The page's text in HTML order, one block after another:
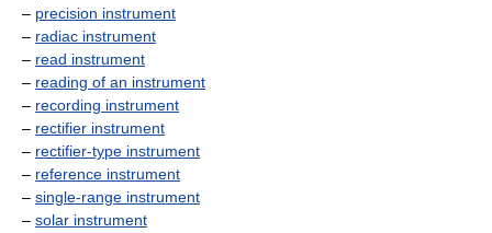
– precision instrument
– radiac instrument
– read instrument
– reading of an instrument
– recording instrument
– rectifier instrument
– rectifier-type instrument
– reference instrument
– single-range instrument
– solar instrument